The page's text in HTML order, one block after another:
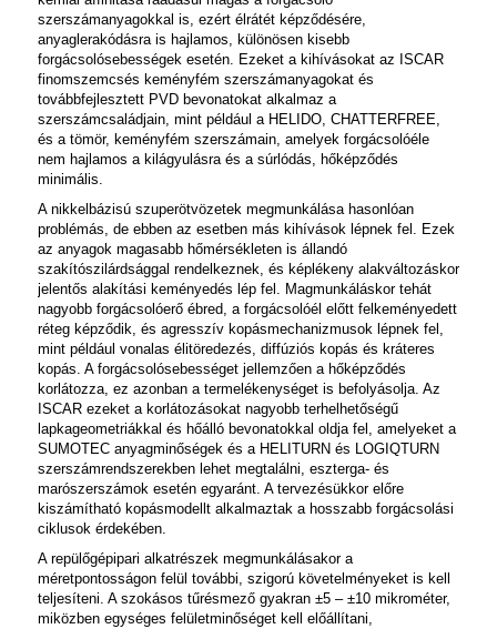
szerszámanyagokkal is, ezért élrátét képződésére,
anyaglerakódásra is hajlamos, különösen kisebb
forgácsolósebességek esetén. Ezeket a kihívásokat az ISCAR
finomszemcsés keményfém szerszámanyagokat és
továbbfejlesztett PVD bevonatokat alkalmaz a
szerszámcsaládjain, mint például a HELIDO, CHATTERFREE
és a tömör, keményfém szerszámain, amelyek forgácsolóéle
nem hajlamos a kilágyulásra és a súrlódás, hőképződés
minimális.
A nikkelbázisú szuperötvözetek megmunkálása hasonlóan
problémás, de ebben az esetben más kihívások lépnek fel. Ezek
az anyagok magasabb hőmérsékleten is állandó
szakítószilárdsággal rendelkeznek, és képlékeny alakváltozáskor
jelentős alakítási keményedés lép fel. Magmunkáláskor tehát
nagyobb forgácsolóerő ébred, a forgácsolóél előtt felkeményedett
réteg képződik, és agresszív kopásmechanizmusok lépnek fel,
mint például vonalas élitöredezés, diffúziós kopás és kráteres
kopás. A forgácsolósebességet jellemzően a hőképződés
korlátozza, ez azonban a termelékenységet is befolyásolja. Az
ISCAR ezeket a korlátozásokat nagyobb terhelhetőségű
lapkageometriákkal és hőálló bevonatokkal oldja fel, amelyeket a
SUMOTECanyagminőségek és a HELITURN és LOGIQTURN
szerszámrendszerekben lehet megtalálni, eszterga- és
marószerszámok esetén egyaránt. A tervezésükkor előre
kiszámítható kopásmodellt alkalmaztak a hosszabb forgácsolási
ciklusok érdekében.
A repülőgépipari alkatrészek megmunkálásakor a
méretpontosságon felül további, szigorú követelményeket is kell
teljesíteni. A szokásos tűrésmező gyakran ±5 – ±10 mikrométer,
miközben egységes felületminőséget kell előállítani,